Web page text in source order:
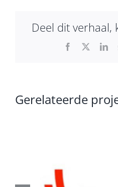
Deel dit verhaal,
Facebook
Gerelateerde